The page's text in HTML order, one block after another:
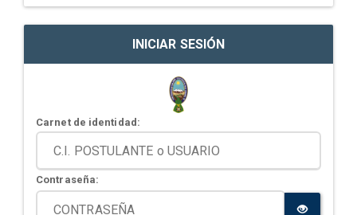
INICIAR SESIÓN
Carnet de identidad:
Contraseña: